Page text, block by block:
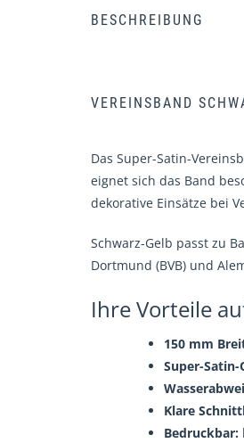
BESCHREIBUNG
VEREINSBAND
Das Super-Satin-
eignet sich das Band
dekorative Einsätze bei
Schwarz-Gelb passt zu
Dortmund (BVB) und
Ihre Vorteile
150 mm
Super-
Klare
Bedruckbar: